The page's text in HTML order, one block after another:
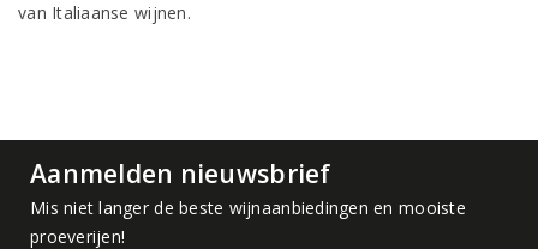
van Italiaanse wijnen.
Aanmelden nieuwsbrief
Mis niet langer de beste wijnaanbiedingen en mooiste
proeverijen!